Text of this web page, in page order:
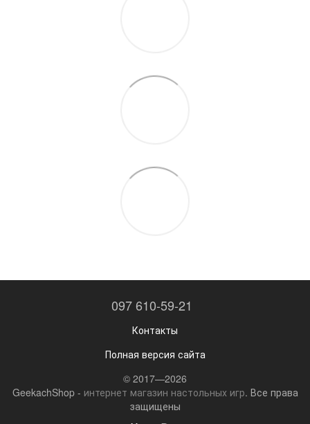
097 610-59-21
Контакты
Полная версия сайта
© 2017—2026
GeekachShop - интернет магазин настольных игр. Все права
защищены